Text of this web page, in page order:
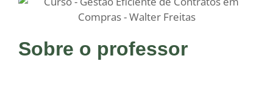
Sobre o professor